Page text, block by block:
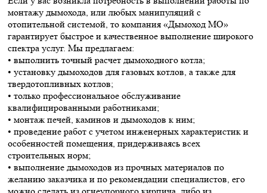
монтажу дымохода, или любых манипуляций с
отопительной системой, то компания «Дымоход МО»
гарантирует быстрое и качественное выполнение широкого
спектра услуг. Мы предлагаем:
• выполнить точный расчет дымоходного котла;
• установку дымоходов для газовых котлов, а также для
твердотопливных котлов;
• только профессиональное обслуживание
квалифицированными работниками;
• монтаж печей, каминов и дымоходов к ним;
• проведение работ с учетом инженерных характеристик и
особенностей помещения, придерживаясь всех
строительных норм;
• выполнение дымоходов из прочных материалов по
желанию заказчика и по рекомендации специалистов, его
можно сделать из огнеупорного кирпича, либо из